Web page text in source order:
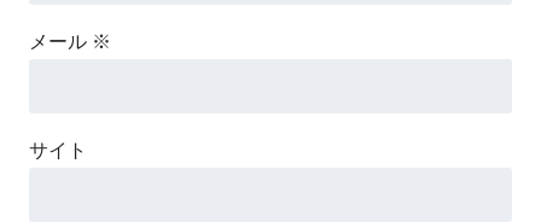
メール ※
サイト